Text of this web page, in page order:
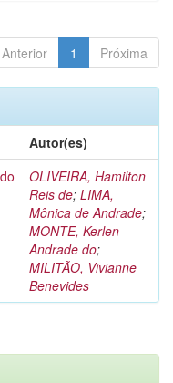
Anterior 1 Próxima
Autor(es)
OLIVEIRA, Hamilton
Reis de; LIMA,
Mônica de Andrade;
MONTE, Kerlen
Andrade do;
MILITÃO, Vivianne
Benevides